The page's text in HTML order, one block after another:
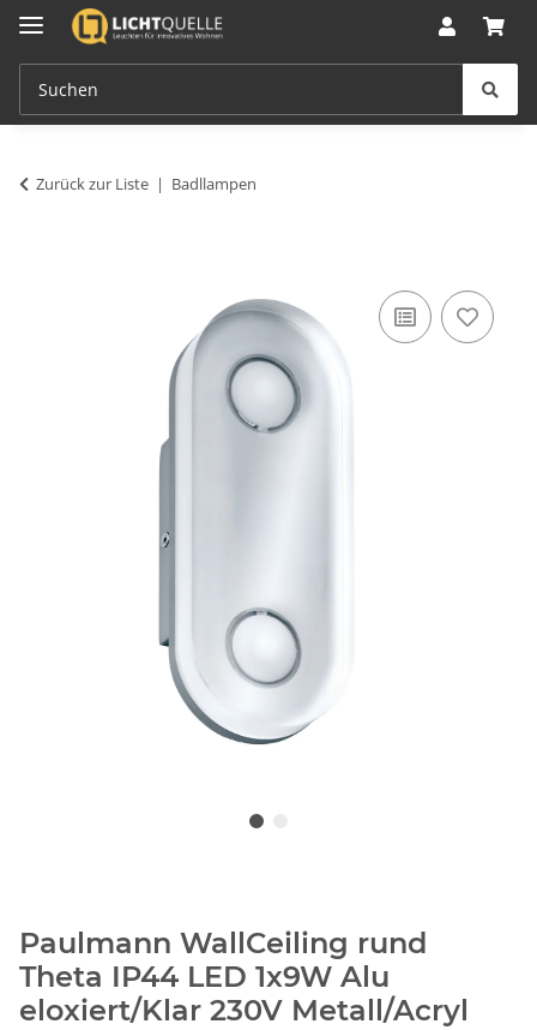
Zurück zur Liste Badllampen
Paulmann WallCeiling rund
Theta IP44 LED 1x9W Alu
eloxiert/Klar 230V Metall/Acryl